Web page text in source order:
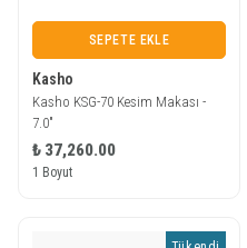
SEPETE EKLE
Kasho
Kasho KSG-70 Kesim Makası -
7.0"
₺ 37,260.00
1 Boyut